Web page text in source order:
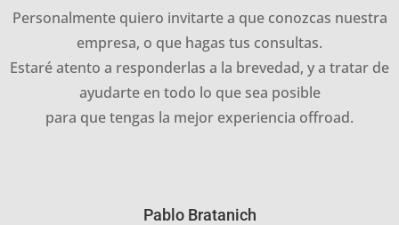
Personalmente quiero invitarte a que conozcas nuestra
empresa, o que hagas tus consultas.
Estaré atento a responderlas a la brevedad, y a tratar de
ayudarte en todo lo que sea posible
para que tengas la mejor experiencia offroad.
Pablo Bratanich